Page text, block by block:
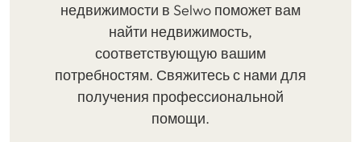
недвижимости в Selwo поможет вам
найти недвижимость,
соответствующую вашим
потребностям. Свяжитесь с нами для
получения профессиональной
помощи.